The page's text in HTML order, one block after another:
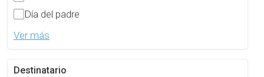
Día del padre
Ver más
Destinatario